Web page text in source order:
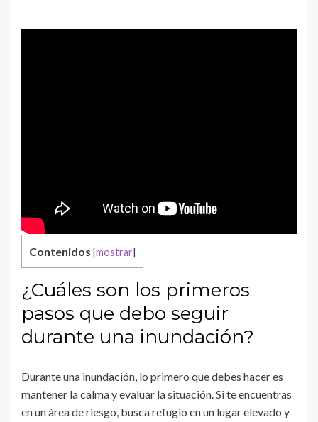
Contenidos [mostrar]
¿Cuáles son los primeros
pasos que debo seguir
durante una inundación?
Durante una inundación, lo primero que debes hacer es
mantener la calma y evaluar la situación. Si te encuentras
en un área de riesgo, busca refugio en un lugar elevado y